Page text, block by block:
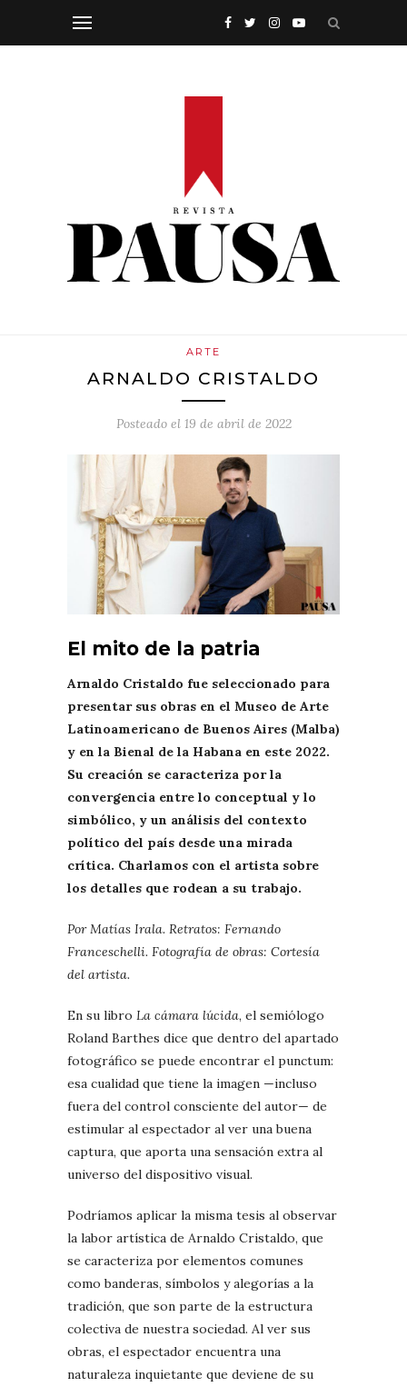
ARTE
ARNALDO CRISTALDO
Posteado el 19 de abril de 2022
El mito de la patria
Arnaldo Cristaldo fue seleccionado para
presentar sus obras en el Museo de Arte
Latinoamericano de Buenos Aires (Malba)
y en la Bienal de la Habana en este 2022.
Su creación se caracteriza por la
convergencia entre lo conceptual y lo
simbólico, y un análisis del contexto
político del país desde una mirada
crítica. Charlamos con el artista sobre
los detalles que rodean a su trabajo.
Por Matías Irala. Retratos: Fernando
Franceschelli. Fotografía de obras: Cortesía
del artista.
En su libro La cámara lúcida, el semiólogo
Roland Barthes dice que dentro del apartado
fotográfico se puede encontrar el punctum:
esa cualidad que tiene la imagen —incluso
fuera del control consciente del autor— de
estimular al espectador al ver una buena
captura, que aporta una sensación extra al
universo del dispositivo visual.
Podríamos aplicar la misma tesis al observar
la labor artística de Arnaldo Cristaldo, que
se caracteriza por elementos comunes
como banderas, símbolos y alegorías a la
tradición, que son parte de la estructura
colectiva de nuestra sociedad. Al ver sus
obras, el espectador encuentra una
naturaleza inquietante que deviene de su